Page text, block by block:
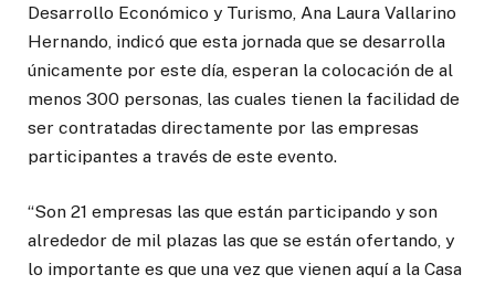
Desarrollo Económico y Turismo, Ana Laura Vallarino
Hernando, indicó que esta jornada que se desarrolla
únicamente por este día, esperan la colocación de al
menos 300 personas, las cuales tienen la facilidad de
ser contratadas directamente por las empresas
participantes a través de este evento.
“Son 21 empresas las que están participando y son
alrededor de mil plazas las que se están ofertando, y
lo importante es que una vez que vienen aquí a la Casa